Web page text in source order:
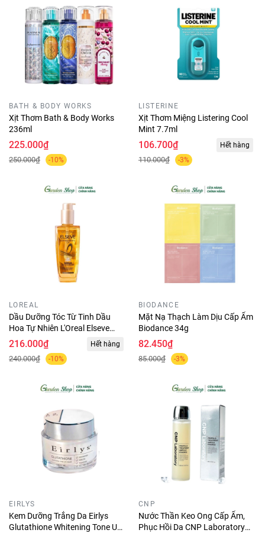
BATH & BODY WORKS
Xịt Thơm Bath & Body Works
236ml
225.000₫
250.000₫ -10%
LISTERINE
Xịt Thơm Miệng Listering Cool
Mint 7.7ml
106.700₫
110.000₫ -3%
Hết hàng
LOREAL
Dầu Dưỡng Tóc Từ Tinh Dầu
Hoa Tự Nhiên L'Oreal Elseve
Extraordinary Oil Serum 100ml
216.000₫
240.000₫ -10%
Hết hàng
BIODANCE
Mặt Nạ Thạch Làm Dịu Cấp Ẩm
Biodance 34g
82.450₫
85.000₫ -3%
EIRLYS
Kem Dưỡng Trắng Da Eirlys
Glutathione Whitening Tone Up
CNP
Nước Thần Keo Ong Cấp Ẩm,
Phục Hồi Da CNP Laboratory